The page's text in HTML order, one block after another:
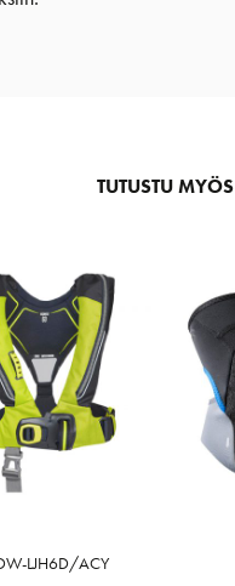
TUTUSTU MYÖS
LJH6D/ACY